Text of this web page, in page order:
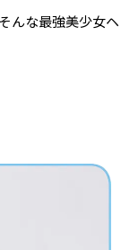
んな最強美少女